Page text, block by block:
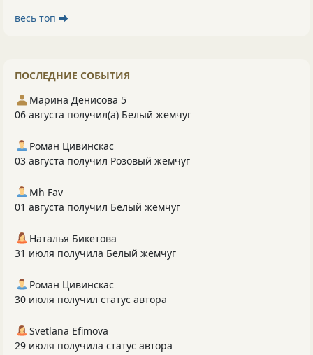
весь топ ⮕
ПОСЛЕДНИЕ СОБЫТИЯ
Марина Денисова 5
06 августа получил(а) Белый жемчуг
Роман Цивинскас
03 августа получил Розовый жемчуг
Mh Fav
01 августа получил Белый жемчуг
Наталья Бикетова
31 июля получила Белый жемчуг
Роман Цивинскас
30 июля получил статус автора
Svetlana Efimova
29 июля получила статус автора